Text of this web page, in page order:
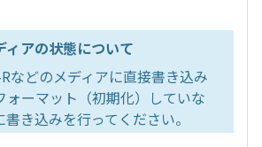
ィアの状態について
などのメディアに直接書き込み
ォーマット（初期化）していな
き込みを行ってください。